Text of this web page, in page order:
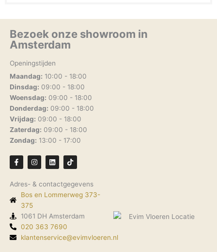
Bezoek onze showroom in
Amsterdam
Openingstijden
Maandag: 10:00 - 18:00
Dinsdag: 09:00 - 18:00
Woensdag: 09:00 - 18:00
Donderdag: 09:00 - 18:00
Vrijdag: 09:00 - 18:00
Zaterdag: 09:00 - 18:00
Zondag: 13:00 - 17:00
F
a
c
b
o
f
I
n
s
a
g
r
m
L
i
n
e
d
i
T
i
k
o
k
Adres- & contactgegevens
Bos en Lommerweg 373-
375
1061 DH Amsterdam
020 363 7690
klantenservice@evimvloeren.nl